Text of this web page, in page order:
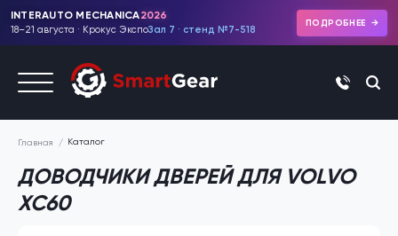
INTERAUTO MECHANICA2026
18–21 августа · Крокус ЭкспоЗал 7 · стенд №7-518
ПОДРОБНЕЕ
+7 (495)
Главная Каталог
ДОВОДЧИКИ ДВЕРЕЙ ДЛЯ VOLVO
XC60